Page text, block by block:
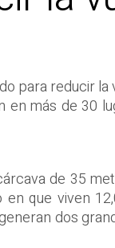
para reducir
más de 30
de 35
que viven
dos